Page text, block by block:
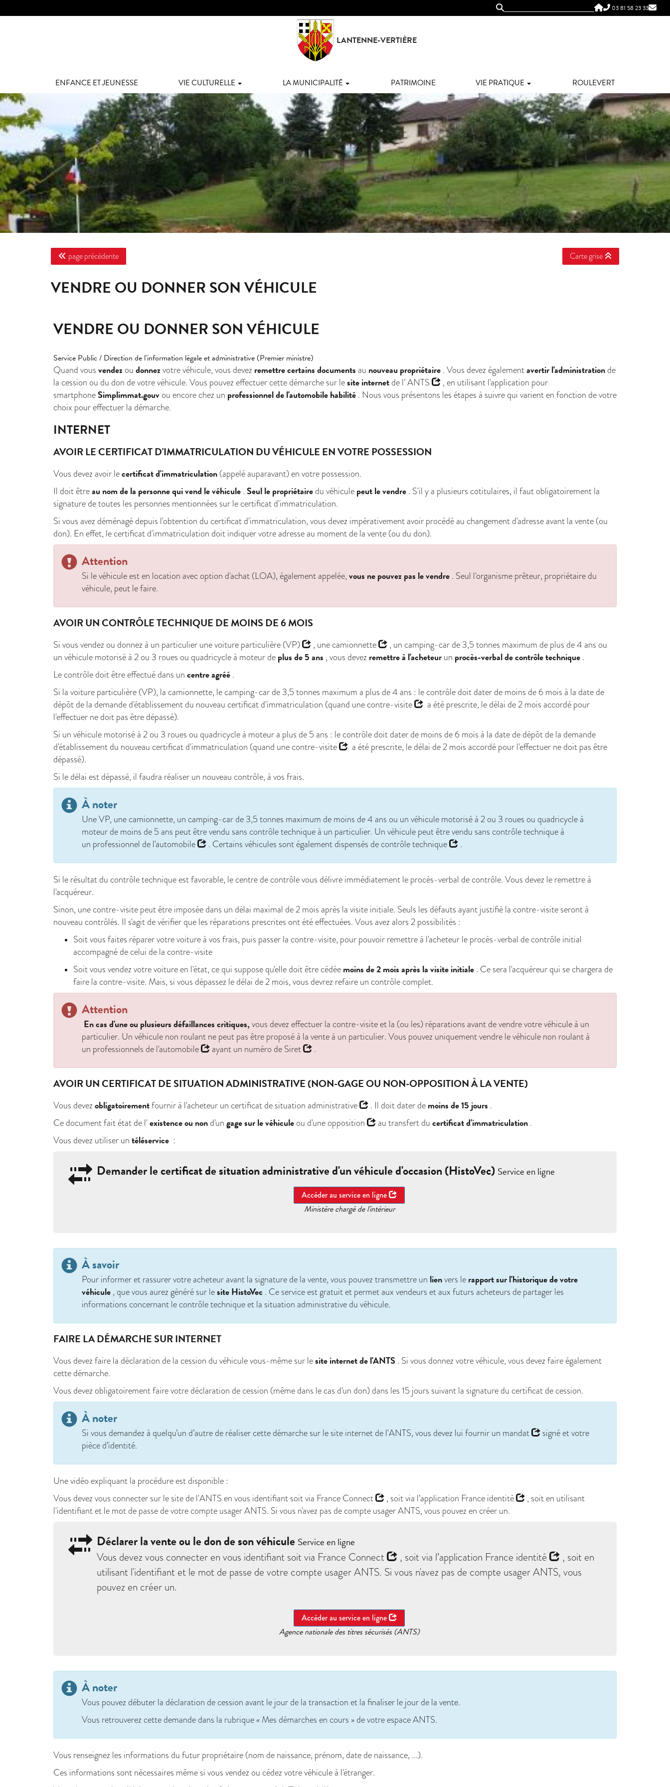
03 81 58 23 33
LANTENNE-VERTIÈRE
ENFANCE ET JEUNESSE VIE CULTURELLE LA MUNICIPALITÉ PATRIMOINE VIE PRATIQUE ROULEVERT
page précédente Carte grise
VENDRE OU DONNER SON VÉHICULE
VENDRE OU DONNER SON VÉHICULE
Service Public / Direction de l'information légale et administrative (Premier ministre)
Quand vous vendez ou donnez votre véhicule, vous devez remettre certains documents au nouveau propriétaire . Vous devez égalementavertir l'administration de
la cession ou du don de votre véhicule. Vous pouvez effectuer cette démarche sur lesite internet de l’ANTS
, en utilisant l'application pour
smartphoneSimplimmat.gouv ou encore chez un professionnel de l'automobile habilité . Nous vous présentons les étapes à suivre qui varient en fonction de votre
choix pour effectuer la démarche.
INTERNET
AVOIR LE CERTIFICAT D'IMMATRICULATION DU VÉHICULE EN VOTRE POSSESSION
Vous devez avoir lecertificat d'immatriculation (appelé auparavant) en votre possession.
Il doit êtreau nom de la personne qui vend le véhicule . Seul le propriétaire du véhicule peut le vendre . S'il y a plusieurs cotitulaires, il faut obligatoirement la
signature de toutes les personnes mentionnées sur le certificat d'immatriculation.
Si vous avez déménagé depuis l'obtention du certificat d'immatriculation, vous devez impérativement avoir procédé au changement d'adresse avant la vente (ou
don). En effet, le certificat d'immatriculation doit indiquer votre adresse au moment de la vente (ou du don).
Attention
Si le véhicule est en location avec option d'achat (LOA), également appelée, vous ne pouvez pas le vendre . Seul l'organisme prêteur, propriétaire du
véhicule, peut le faire.
AVOIR UN CONTRÔLE TECHNIQUE DE MOINS DE 6 MOIS
Si vous vendez ou donnez à un particulier unevoiture particulière (VP) , une camionnette
, un camping-car de 3,5 tonnes maximum de plus de 4 ans ou
un véhicule motorisé à 2 ou 3 roues ou quadricycle à moteur de plus de 5 ans , vous devez remettre à l'acheteur un procès-verbal de contrôle technique .
Le contrôle doit être effectué dans un centre agréé .
Si la voiture particulière (VP), la camionnette, le camping-car de 3,5 tonnes maximum a plus de 4 ans : le contrôle doit dater de moins de 6 mois à la date de
dépôt de la demande d'établissement du nouveau certificat d'immatriculation (quand une contre-visite
a été prescrite, le délai de 2 mois accordé pour
l'effectuer ne doit pas être dépassé).
Si un véhicule motorisé à 2 ou 3 roues ou quadricycle à moteur a plus de 5 ans : le contrôle doit dater de moins de 6 mois à la date de dépôt de la demande
d'établissement du nouveau certificat d'immatriculation (quand une contre-visite
a été prescrite, le délai de 2 mois accordé pour l'effectuer ne doit pas être
dépassé).
Si le délai est dépassé, il faudra réaliser un nouveau contrôle, à vos frais.
À noter
Une VP, une camionnette, un camping-car de 3,5 tonnes maximum de moins de 4 ans ou un véhicule motorisé à 2 ou 3 roues ou quadricycle à
moteur de moins de 5 ans peut être vendu sans contrôle technique à un particulier. Un véhicule peut être vendu sans contrôle technique à
un professionnel de l'automobile . Certains véhicules sont également dispensés de contrôle technique .
Si le résultat du contrôle technique est favorable, le centre de contrôle vous délivre immédiatement le procès-verbal de contrôle. Vous devez le remettre à
l'acquéreur.
Sinon, une contre-visite peut être imposée dans un délai maximal de 2 mois après la visite initiale. Seuls les défauts ayant justifié la contre-visite seront à
nouveau contrôlés. Il s'agit de vérifier que les réparations prescrites ont été effectuées. Vous avez alors 2 possibilités :
Soit vous faites réparer votre voiture à vos frais, puis passer la contre-visite, pour pouvoir remettre à l'acheteur le procès-verbal de contrôle initial
accompagné de celui de la contre-visite
Soit vous vendez votre voiture en l'état, ce qui suppose qu'elle doit être cédée moins de 2 mois après la visite initiale . Ce sera l'acquéreur qui se chargera de
faire la contre-visite. Mais, si vous dépassez le délai de 2 mois, vous devrez refaire un contrôle complet.
Attention
En cas d'une ou plusieurs défaillances critiques, vous devez effectuer la contre-visite et la (ou les) réparations avant de vendre votre véhicule à un
particulier. Un véhicule non roulant ne peut pas être proposé à la vente à un particulier. Vous pouvez uniquement vendre le véhicule non roulant à
un professionnels de l'automobile ayant un numéro de Siret .
AVOIR UN CERTIFICAT DE SITUATION ADMINISTRATIVE (NON-GAGE OU NON-OPPOSITION À LA VENTE)
Vous devez obligatoirementfournir à l'acheteur un certificat de situation administrative . Il doit dater de moins de 15 jours .
Ce document fait état de l' existence ou non d'un gage sur le véhicule ou d'une opposition au transfert du certificat d'immatriculation .
Vous devez utiliser un téléservice :
Demander le certificat de situation administrative d'un véhicule d'occasion (HistoVec) Service en ligne
Accéder au service en ligne
Ministère chargé de l'intérieur
À savoir
Pour informer et rassurer votre acheteur avant la signature de la vente, vous pouvez transmettre un lienvers le rapport sur l'historique de votre
véhicule , que vous aurez généré sur lesite HistoVec . Ce service est gratuit et permet aux vendeurs et aux futurs acheteurs de partager les
informations concernant le contrôle technique et la situation administrative du véhicule.
FAIRE LA DÉMARCHE SUR INTERNET
Vous devez faire la déclaration de la cession du véhicule vous-même sur lesite internet de l'ANTS . Si vous donnez votre véhicule, vous devez faire également
cette démarche.
Vous devez obligatoirement faire votre déclaration de cession (même dans le cas d'un don) dans les 15 jours suivant la signature du certificat de cession.
À noter
Si vous demandez à quelqu’un d’autre de réaliser cette démarche sur le site internet de l'ANTS, vous devez lui fournir un mandat
signé et votre
pièce d’identité.
Une vidéo expliquant la procédure est disponible :
Vous devez vous connecter sur le site de l'ANTS en vous identifiant soit via France Connect , soit via l’application France identité
, soit en utilisant
l'identifiant et le mot de passe de votre compte usager ANTS. Si vous n'avez pas de compte usager ANTS, vous pouvez en créer un.
Déclarer la vente ou le don de son véhicule Service en ligne
Vous devez vous connecter en vous identifiant soit via France Connect , soit via l’application France identité
, soit en
utilisant l'identifiant et le mot de passe de votre compte usager ANTS. Si vous n'avez pas de compte usager ANTS, vous
pouvez en créer un.
Accéder au service en ligne
Agence nationale des titres sécurisés (ANTS)
À noter
Vous pouvez débuter la déclaration de cession avant le jour de la transaction et la finaliser le jour de la vente.
Vous retrouverez cette demande dans la rubrique « Mes démarches en cours » de votre espace ANTS.
Vous renseignez les informations du futur propriétaire (nom de naissance, prénom, date de naissance, ...).
Ces informations sont nécessaires même si vous vendez ou cédez votre véhicule à l'étranger.